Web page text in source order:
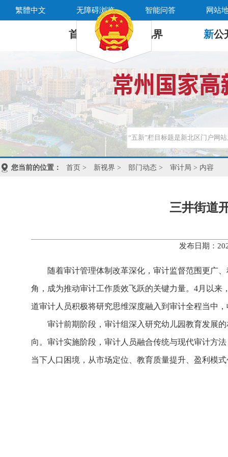
繁體中文 无障碍浏览 智能问答 网站
首 页 新 视界 新公
您当前的位置： 首页 > 新视界 > 部门动态 > 审计局 > 内容
三井街道
发布日期：
随着审计管理体制改革深化，审计监督范围更广
角，成为推动审计工作质效飞跃的关键力量。4月以
道审计人员积极将研究思维深度融入到审计全程当中
审计前期阶段，审计组深入研究幼儿园教育发展
向。审计实施阶段，审计人员融合传统与现代审计方
当下人口困境，从市场定位、教育质量提升、盈利模